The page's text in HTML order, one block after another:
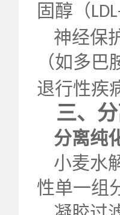
固醇（
神经保
（如多巴
退行性疾
三、
分离纯
小麦水
性单一组